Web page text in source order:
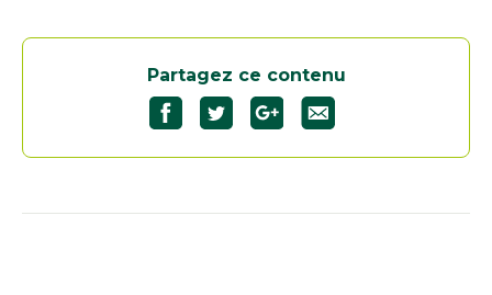
Partagez ce contenu